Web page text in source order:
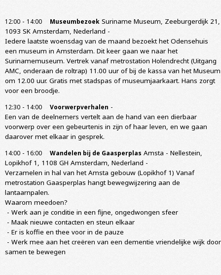
12:00 - 14:00 Museumbezoek Suriname Museum, Zeeburgerdijk 21,
1093 SK Amsterdam, Nederland -
Iedere laatste woensdag van de maand bezoekt het Odensehuis
een museum in Amsterdam. Dit keer gaan we naar het
Surinamemuseum. Vertrek vanaf metrostation Holendrecht (Uitgang
AMC, onderaan de roltrap) 11.00 uur of bij de kassa van het Museum
om 12.00 uur. Gratis met stadspas of museumjaarkaart. Hans zorgt
voor een broodje.
12:30 - 14:00 Voorwerpverhalen -
Een van de deelnemers vertelt aan de hand van een dierbaar
voorwerp over een gebeurtenis in zijn of haar leven, en we gaan
daarover met elkaar in gesprek.
14:00 - 16:00 Wandelen bij de Gaasperplas Amsta - Nellestein,
Lopikhof 1, 1108 GH Amsterdam, Nederland -
Verzamelen in hal van het Amsta gebouw (Lopikhof 1) Vanaf
metrostation Gaasperplas hangt bewegwijzering aan de
lantaarnpalen.
Waarom meedoen?
- Werk aan je conditie in een fijne, ongedwongen sfeer
- Maak nieuwe contacten en steun elkaar
- Er is koffie en thee voor in de pauze
- Werk mee aan het creëren van een dementie vriendelijke wijk door
samen te bewegen